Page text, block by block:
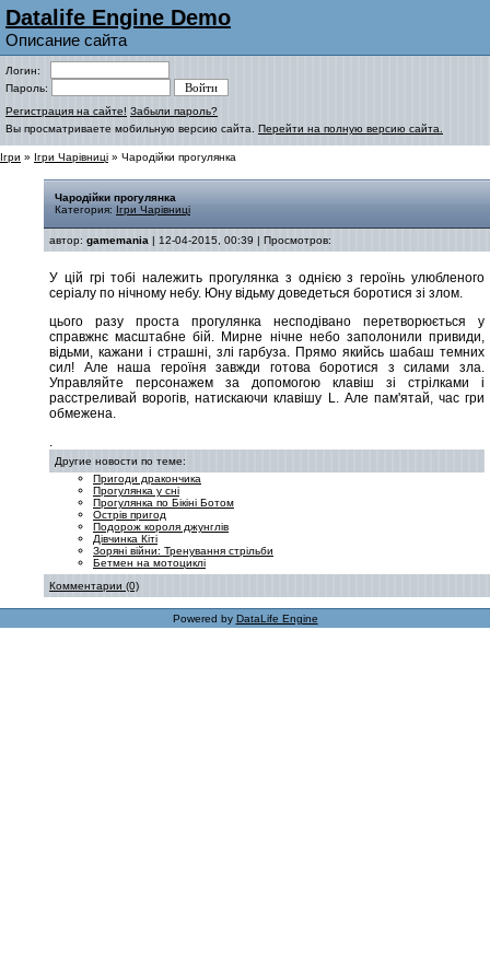
Datalife Engine Demo
Описание сайта
Логин:
Пароль:
Регистрация на сайте! Забыли пароль?
Вы просматриваете мобильную версию сайта. Перейти на полную версию сайта.
Ігри » Ігри Чарівниці » Чародійки прогулянка
Чародійки прогулянка
Категория: Ігри Чарівниці
автор: gamemania | 12-04-2015, 00:39 | Просмотров:
У цій грі тобі належить прогулянка з однією з героїнь улюбленого
серіалу по нічному небу. Юну відьму доведеться боротися зі злом.
цього разу проста прогулянка несподівано перетворюється у
справжнє масштабне бій. Мирне нічне небо заполонили привиди,
відьми, кажани і страшні, злі гарбуза. Прямо якийсь шабаш темних
сил! Але наша героїня завжди готова боротися з силами зла.
Управляйте персонажем за допомогою клавіш зі стрілками і
расстреливай ворогів, натискаючи клавішу L. Але пам'ятай, час гри
обмежена.
.
Другие новости по теме:
Пригоди дракончика
Прогулянка у сні
Прогулянка по Бікіні Ботом
Острів пригод
Подорож короля джунглів
Дівчинка Кіті
Зоряні війни: Тренування стрільби
Бетмен на мотоциклі
Комментарии (0)
Powered by DataLife Engine